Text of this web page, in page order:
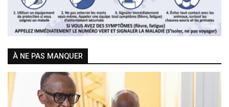
À NE PAS MANQUER